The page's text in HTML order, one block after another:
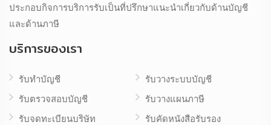
ประกอบกิจการบริการรับเป็นที่ปรึกษาแนะนำเกี่ยวกับด้านบัญชี
และด้านภาษี
บริการของเรา
รับทำบัญชี
รับตรวจสอบบัญชี
รับจดทะเบียนบริษัท
รับวางระบบบัญชี
รับวางแผนภาษี
รับคัดหนังสือรับรอง